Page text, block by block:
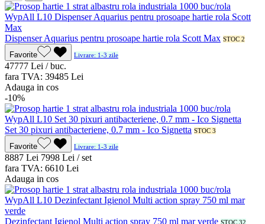
Dispenser Aquarius pentru prosoape hartie rola Scott Max STOC 2
Favorite Livrare: 1-3 zile
47777 Lei / buc.
fara TVA: 39485 Lei
Adauga in cos
-10%
Set 30 pixuri antibacteriene, 0.7 mm - Ico Signetta STOC 3
Favorite Livrare: 1-3 zile
8887 Lei 7998 Lei / set
fara TVA: 6610 Lei
Adauga in cos
Dezinfectant Igienol Multi action spray 750 ml mar verde STOC 32